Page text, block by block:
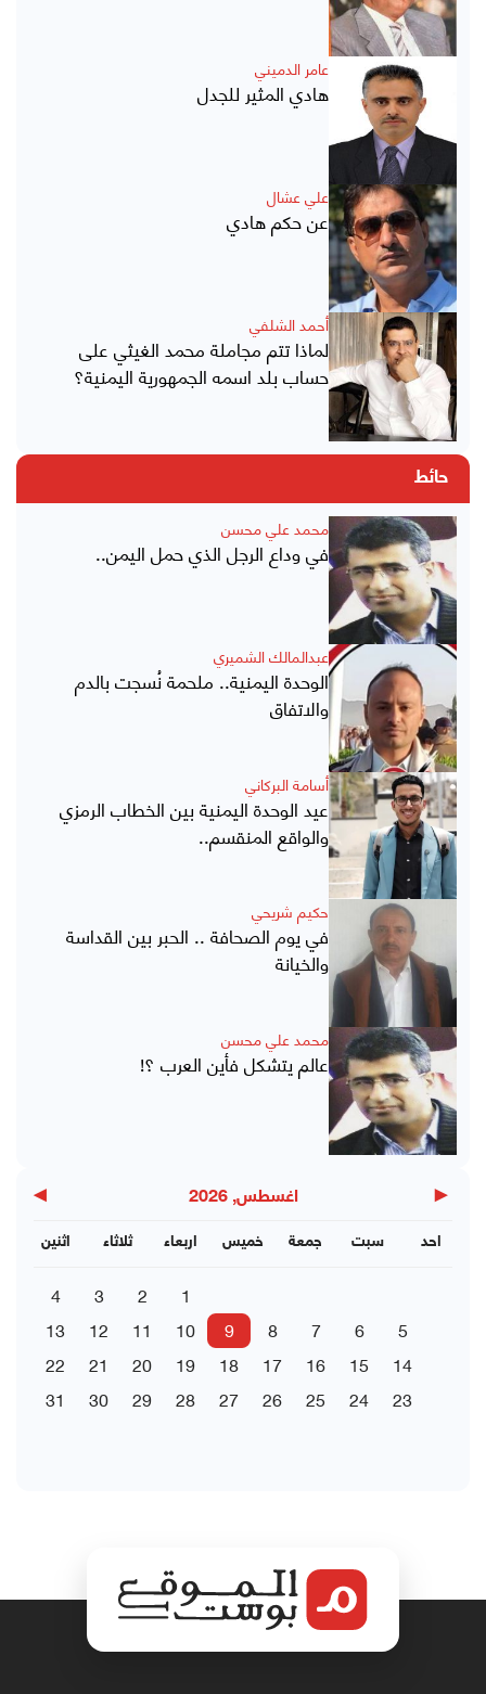
عامر الدميني
هادي المثير للجدل
علي عشال
عن حكم هادي
أحمد الشلفي
لماذا تتم مجاملة محمد الغيثي على
حساب بلد اسمه الجمهورية اليمنية؟
حائط
محمد علي محسن
في وداع الرجل الذي حمل اليمن..
عبدالمالك الشميري
الوحدة اليمنية.. ملحمة نُسجت بالدم
والاتفاق
أسامة البركاني
عيد الوحدة اليمنية بين الخطاب الرمزي
والواقع المنقسم..
حكيم شريحي
في يوم الصحافة .. الحبر بين القداسة
والخيانة
محمد علي محسن
عالم يتشكل فأين العرب ؟!
◀ اغسطس, 2026 ▶
اثنين ثلاثاء اربعاء خميس جمعة سبت احد
1
2
3
4
5
6
7
8
9
10
11
12
13
14
15
16
17
18
19
20
21
22
23
24
25
26
27
28
29
30
31